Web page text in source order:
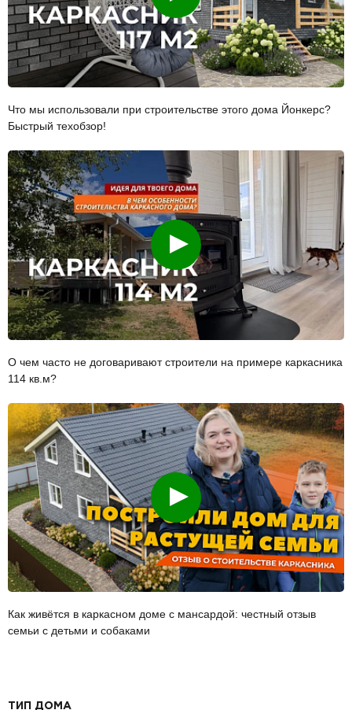
Что мы использовали при строительстве этого дома Йонкерс?
Быстрый техобзор!
Смотреть
О чем часто не договаривают строители на примере каркасника
114 кв.м?
Смотреть
Как живётся в каркасном доме с мансардой: честный отзыв
семьи с детьми и собаками
ТИП ДОМА